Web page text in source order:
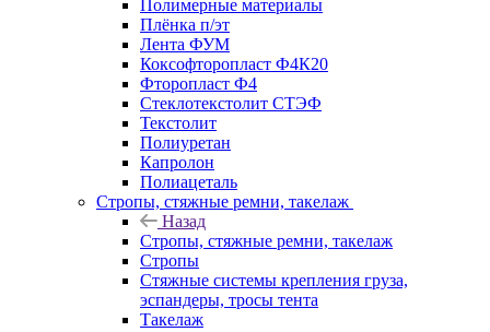
Полимерные материалы
Плёнка п/эт
Лента ФУМ
Коксофторопласт Ф4К20
Фторопласт Ф4
Стеклотекстолит СТЭФ
Текстолит
Полиуретан
Капролон
Полиацеталь
Стропы, стяжные ремни, такелаж
Назад
Стропы, стяжные ремни, такелаж
Стропы
Стяжные системы крепления груза,
эспандеры, тросы тента
Такелаж